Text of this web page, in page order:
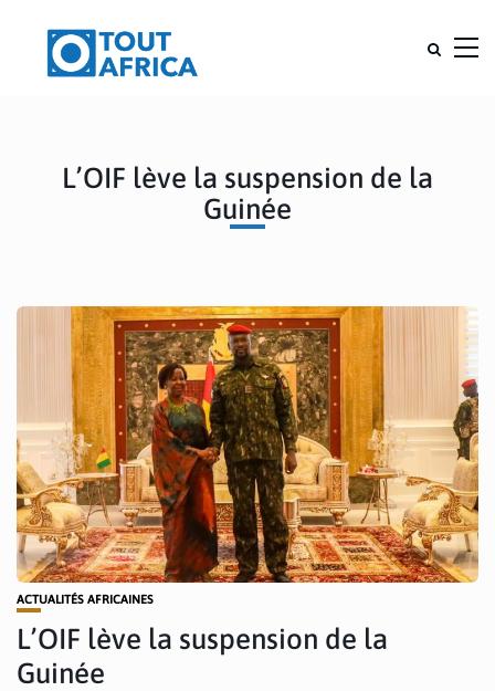
L’OIF lève la suspension de la
Guinée
ACTUALITÉS AFRICAINES
L’OIF lève la suspension de la
Guinée